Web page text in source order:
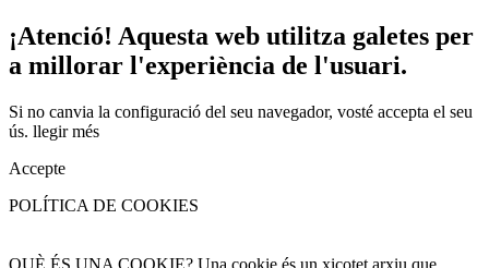
¡Atenció! Aquesta web utilitza galetes per
a millorar l'experiència de l'usuari.
Si no canvia la configuració del seu navegador, vosté accepta el seu
ús. llegir més
Accepte
POLÍTICA DE COOKIES
QUÈ ÉS UNA COOKIE? Una cookie és un xicotet arxiu que